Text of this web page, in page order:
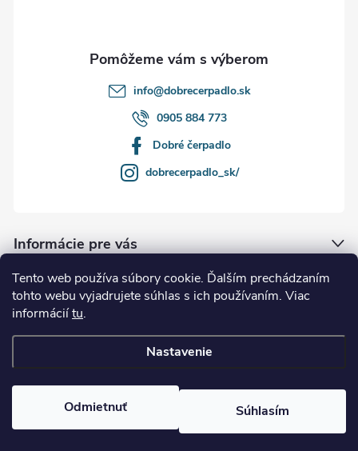
Tento web používa súbory cookie. Ďalším prechádzaním
tohto webu vyjadrujete súhlas s ich používaním. Viac
informáciítu.
Nastavenie
Odmietnuť Súhlasím
Informácie pre vás
Naše služby
Kde nás nájdete
info@dobrecerpadlo.sk
0905 884 773
Dobré čerpadlo
dobrecerpadlo_sk/
Dobrecerpadlo.sk. Všetky práva vyhradené.